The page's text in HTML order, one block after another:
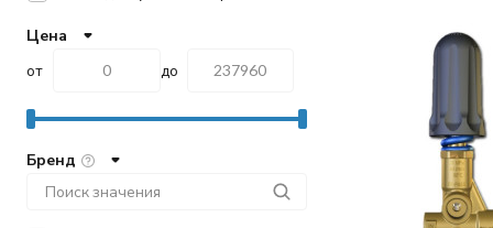
Цена
от
до
Бренд